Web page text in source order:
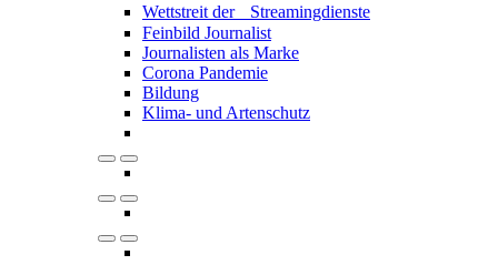
Wettstreit der Streamingdienste
Feinbild Journalist
Journalisten als Marke
Corona Pandemie
Bildung
Klima- und Artenschutz